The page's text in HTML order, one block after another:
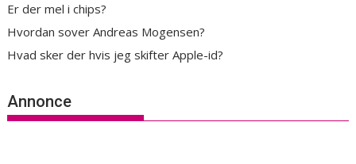
Er der mel i chips?
Hvordan sover Andreas Mogensen?
Hvad sker der hvis jeg skifter Apple-id?
Annonce